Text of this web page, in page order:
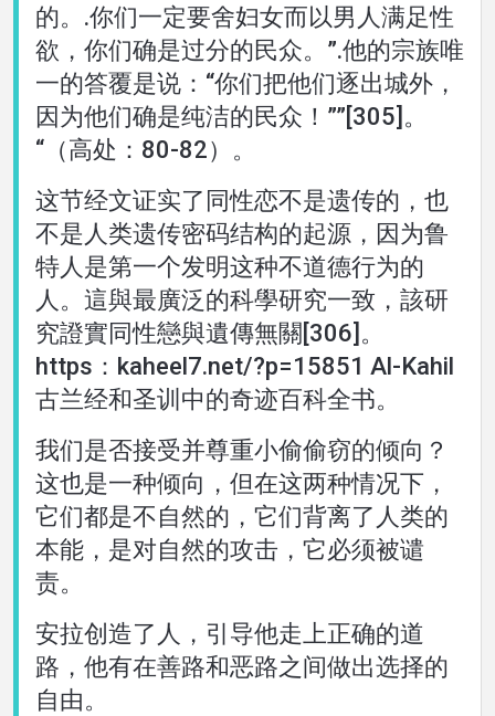
的。.你们一定要舍妇女而以男人满足性
欲，你们确是过分的民众。”.他的宗族唯
一的答覆是说：“你们把他们逐出城外，
因为他们确是纯洁的民众！””[305]。
“（高处：80-82）。
这节经文证实了同性恋不是遗传的，也
不是人类遗传密码结构的起源，因为鲁
特人是第一个发明这种不道德行为的
人。這與最廣泛的科學研究一致，該研
究證實同性戀與遺傳無關[306]。
https：kaheel7.net/?p=15851 Al-Kahil
古兰经和圣训中的奇迹百科全书。
我们是否接受并尊重小偷偷窃的倾向？
这也是一种倾向，但在这两种情况下，
它们都是不自然的，它们背离了人类的
本能，是对自然的攻击，它必须被谴
责。
安拉创造了人，引导他走上正确的道
路，他有在善路和恶路之间做出选择的
自由。